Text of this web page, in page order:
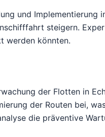
und Implementierung
steigern.
werden könnten.
der Flotten in
der Routen bei,
die präventive